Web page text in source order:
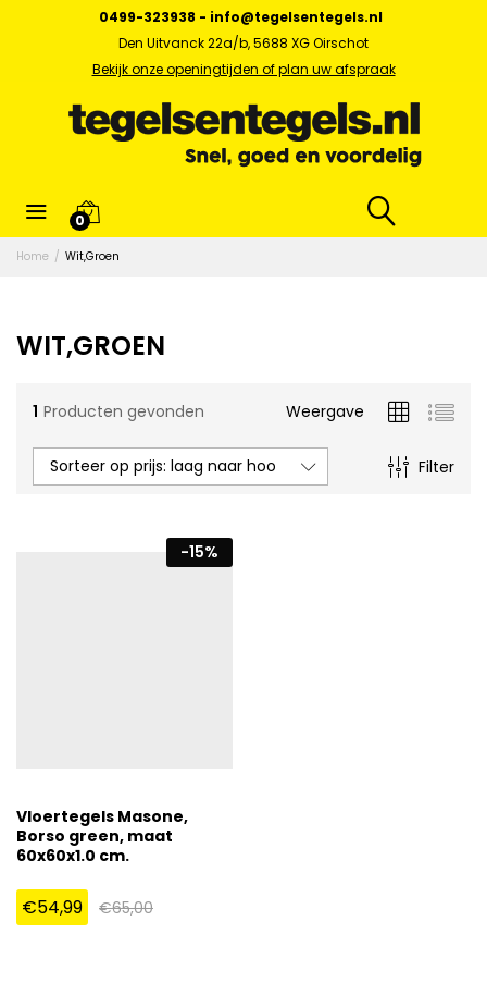
0499-323938 - info@tegelsentegels.nl
Den Uitvanck 22a/b, 5688 XG Oirschot
Bekijk onze openingtijden of plan uw afspraak
0
Home / Wit,Groen
WIT,GROEN
1 Producten gevonden Weergave
Filter
Sorteer op prijs: laag naar hoog
-15%
Vloertegels Masone,
Borso green, maat
60x60x1.0 cm.
€54,99 €65,00